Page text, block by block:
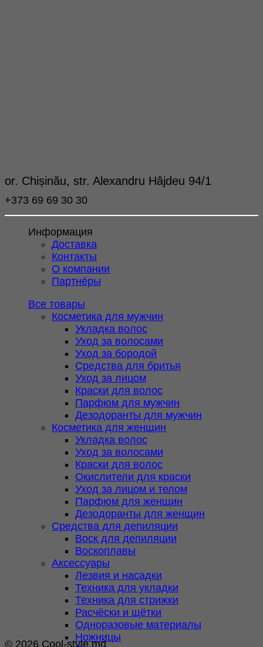
or. Chișinău, str. Alexandru Hâjdeu 94/1
+373 69 69 30 30
Информация
Доставка
Контакты
О компании
Партнёры
Все товары
Косметика для мужчин
Укладка волос
Уход за волосами
Уход за бородой
Средства для бритья
Уход за лицом
Краски для волос
Парфюм для мужчин
Дезодоранты для мужчин
Косметика для женщин
Укладка волос
Уход за волосами
Краски для волос
Окислители для краски
Уход за лицом и телом
Парфюм для женщин
Дезодоранты для женщин
Средства для депиляции
Воск для депиляции
Воскоплавы
Аксессуары
Лезвия и насадки
Техника для укладки
Техника для стрижки
Расчёски и щётки
Одноразовые материалы
Ножницы
© 2026 Cool-style.md